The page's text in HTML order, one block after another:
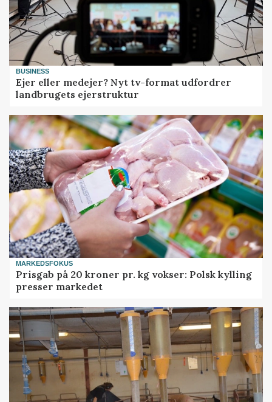
BUSINESS
Ejer eller medejer? Nyt tv-format udfordrer
landbrugets ejerstruktur
MARKEDSFOKUS
Prisgab på 20 kroner pr. kg vokser: Polsk kylling
presser markedet